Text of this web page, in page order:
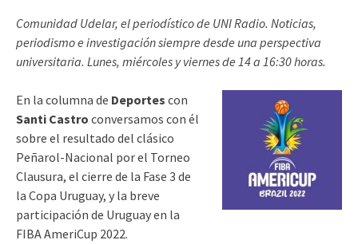
Comunidad Udelar, el periodístico de UNI Radio. Noticias,
periodismo e investigación siempre desde una perspectiva
universitaria. Lunes, miércoles y viernes de 14 a 16:30 horas.
En la columna de Deportes con
Santi Castro conversamos con él
sobre el resultado del clásico
Peñarol-Nacional por el Torneo
Clausura, el cierre de la Fase 3 de
la Copa Uruguay, y la breve
participación de Uruguay en la
FIBA AmeriCup 2022.